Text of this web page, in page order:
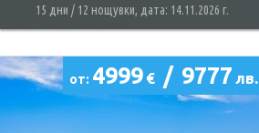
15 дни / 12 нощувки, дата: 14.11.2026 г.
от: 4999 € / 9777 лв.